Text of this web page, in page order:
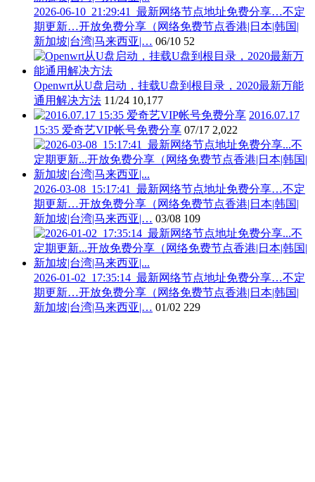
2026-06-10_21:29:41_最新网络节点地址免费分享…不定
期更新…开放免费分享（网络免费节点香港|日本|韩国|
新加坡|台湾|马来西亚|… 06/10 52
Openwrt从U盘启动，挂载U盘到根目录，2020最新万能
通用解决方法 11/24 10,177
2016.07.17
15:35 爱奇艺VIP帐号免费分享 07/17 2,022
2026-03-08_15:17:41_最新网络节点地址免费分享…不定
期更新…开放免费分享（网络免费节点香港|日本|韩国|
新加坡|台湾|马来西亚|… 03/08 109
2026-01-02_17:35:14_最新网络节点地址免费分享…不定
期更新…开放免费分享（网络免费节点香港|日本|韩国|
新加坡|台湾|马来西亚|… 01/02 229